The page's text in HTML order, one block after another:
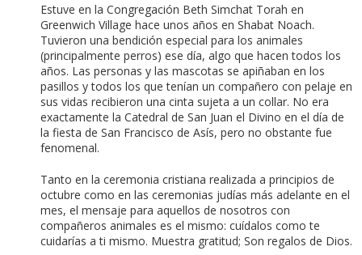
Estuve en la Congregación Beth Simchat Torah en
Greenwich Village hace unos años en Shabat Noach.
Tuvieron una bendición especial para los animales
(principalmente perros) ese día, algo que hacen todos los
años. Las personas y las mascotas se apiñaban en los
pasillos y todos los que tenían un compañero con pelaje en
sus vidas recibieron una cinta sujeta a un collar. No era
exactamente la Catedral de San Juan el Divino en el día de
la fiesta de San Francisco de Asís, pero no obstante fue
fenomenal.
Tanto en la ceremonia cristiana realizada a principios de
octubre como en las ceremonias judías más adelante en el
mes, el mensaje para aquellos de nosotros con
compañeros animales es el mismo: cuídalos como te
cuidarías a ti mismo. Muestra gratitud; Son regalos de Dios.